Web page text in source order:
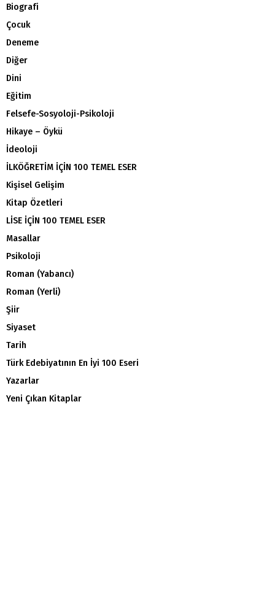
Biografi
Çocuk
Deneme
Diğer
Dini
Eğitim
Felsefe-Sosyoloji-Psikoloji
Hikaye – Öykü
İdeoloji
İLKÖĞRETİM İÇİN 100 TEMEL ESER
Kişisel Gelişim
Kitap Özetleri
LİSE İÇİN 100 TEMEL ESER
Masallar
Psikoloji
Roman (Yabancı)
Roman (Yerli)
Şiir
Siyaset
Tarih
Türk Edebiyatının En İyi 100 Eseri
Yazarlar
Yeni Çıkan Kitaplar